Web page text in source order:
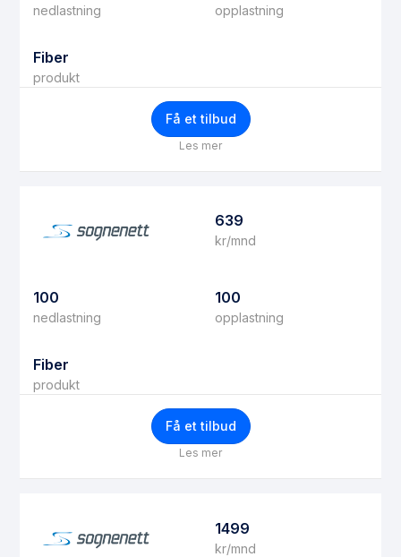
nedlastning opplastning
Fiber
produkt
Få et tilbud
Les mer
639
kr/mnd
100
nedlastning
100
opplastning
Fiber
produkt
Få et tilbud
Les mer
1499
kr/mnd